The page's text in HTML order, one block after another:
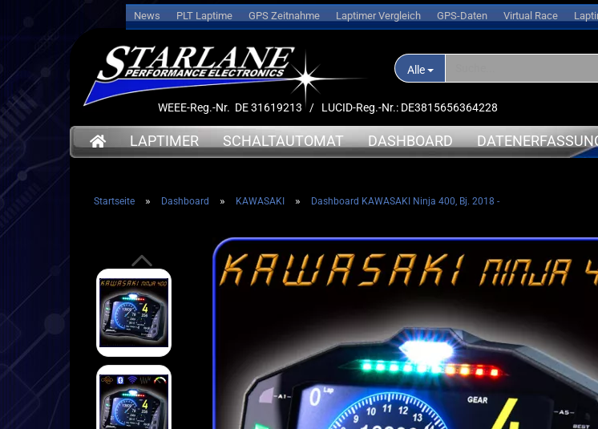
News PLT Laptime GPS Zeitnahme Laptimer Vergleich GPS-Daten Virtual Race
Alle
WEEE-Reg.-Nr. DE 31619213 / LUCID-Reg.-Nr.: DE3815656364228
LAPTIMER
➤ Sensoren
➤ Kabel
➤ Akkus
➤ Service
➤ Deutsche Anleitung
➤ Sensoren
➤ Kabel
➤ Deutsche Anleitung
➤ Sensoren
➤ Akkus
➤ Service
➤ Deutsche
SCHALTAUTOMAT DASHBOARD
HONDA
KTM
SUZUKI
TRIUMPH
YAMAHA
Startseite » Dashboard » KAWASAKI » Dashboard KAWASAKI Ninja 400, Bj. 2018 -